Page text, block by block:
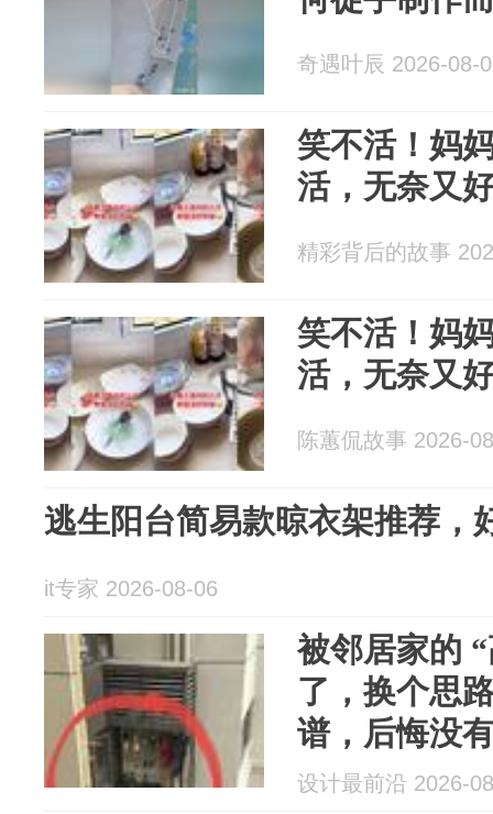
奇遇叶辰 2026-08-
笑不活！妈
活，无奈又
精彩背后的故事
笑不活！妈
活，无奈又
陈蕙侃故事 2026-
逃生阳台简易款晾衣架推荐，
it专家 2026-08-06
被邻居家的
了，换个思
谱，后悔没
设计最前沿 2026-